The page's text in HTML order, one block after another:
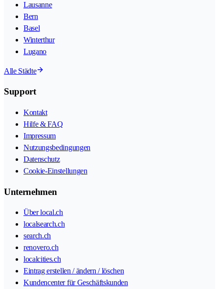
Lausanne
Bern
Basel
Winterthur
Lugano
Alle Städte
Support
Kontakt
Hilfe & FAQ
Impressum
Nutzungsbedingungen
Datenschutz
Cookie-Einstellungen
Unternehmen
Über local.ch
localsearch.ch
search.ch
renovero.ch
localcities.ch
Eintrag erstellen / ändern / löschen
Kundencenter für Geschäftskunden